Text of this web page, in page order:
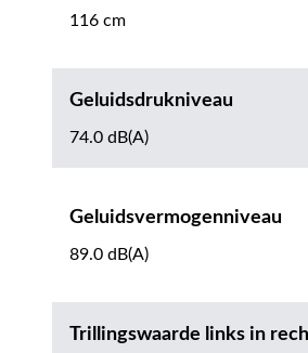
116 cm
Geluidsdrukniveau
74.0 dB(A)
Geluidsvermogenniveau
89.0 dB(A)
Trillingswaarde links in